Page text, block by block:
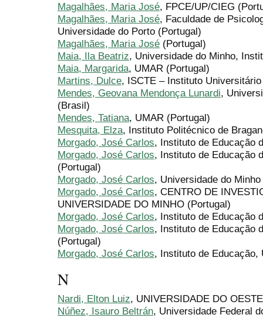
Magalhães, Maria José, FPCE/UP/CIEG
Magalhães, Maria José, Faculdade de
Universidade do Porto (Portugal)
Magalhães, Maria José (Portugal)
Maia, Ila Beatriz, Universidade do Minho,
Maia, Margarida, UMAR (Portugal)
Martins, Dulce, ISCTE – Instituto
Mendes, Geovana Mendonça Lunardi,
(Brasil)
Mendes, Tatiana, UMAR (Portugal)
Mesquita, Elza, Instituto Politécnico de
Morgado, José Carlos, Instituto de Educação
Morgado, José Carlos, Instituto de Educação
(Portugal)
Morgado, José Carlos, Universidade do
Morgado, José Carlos, CENTRO DE
UNIVERSIDADE DO MINHO (Portugal)
Morgado, José Carlos, Instituto de Educação
Morgado, José Carlos, Instituto de Educação
(Portugal)
Morgado, José Carlos, Instituto de Educação,
N
Nardi, Elton Luiz, UNIVERSIDADE DO
Núñez, Isauro Beltrán, Universidade Federal